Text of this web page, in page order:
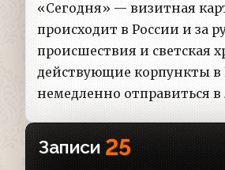
«Сегодня» — визитная
происходит в России и за
происшествия и светская
действующие корпункты в
немедленно отправиться
Записи 25